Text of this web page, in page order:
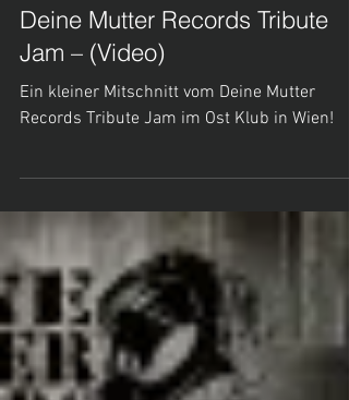
27. Dez. 2011 1 Min. Lesezeit
Deine Mutter Records Tribute
Jam – (Video)
Records Tribute Jam im Ost Klub in Wien!